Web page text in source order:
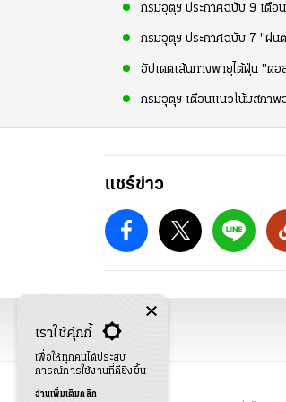
กรมอุตุฯ ประกาศฉบับ 9 เตื
กรมอุตุฯ ประกาศฉบับ 7 "ฝน
อัปเดตเส้นทางพายุไต้ฝุ่น "ด
กรมอุตุฯ เตือนแนวโน้มสภา
แชร์ข่าว
เราใช้คุ้กกี้
เพื่อให้ทุกคนได้ประสบ
การณ์การใช้งานที่ดียิ่งขึ้น
อ่านเพิ่มเติมคลิก